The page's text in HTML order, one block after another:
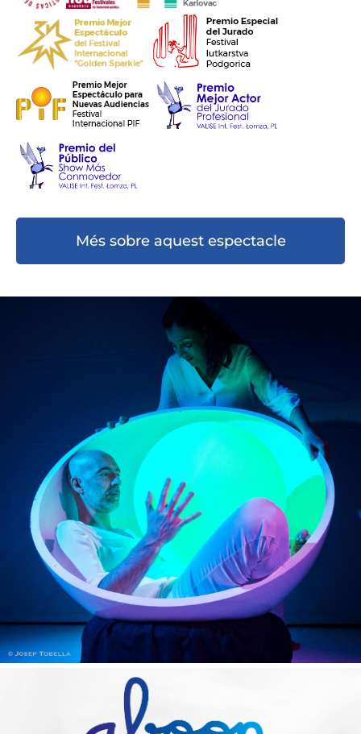
Més sobre aquest espectacle